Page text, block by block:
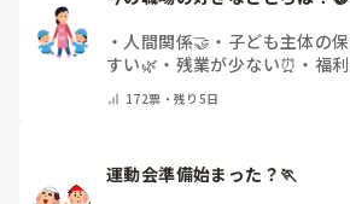
今回は、今少し治まっている痛みがぶり
いう思いもあり、ちょっと無理かも…
に行ってより酷くなって帰ってきたこと
・ 人間関係🤝 ・ 子ども主体の
すい🌿 ・ 残業が少ない⏰ ・ 福
172票・残り5日
運動会準備始まった？🏃